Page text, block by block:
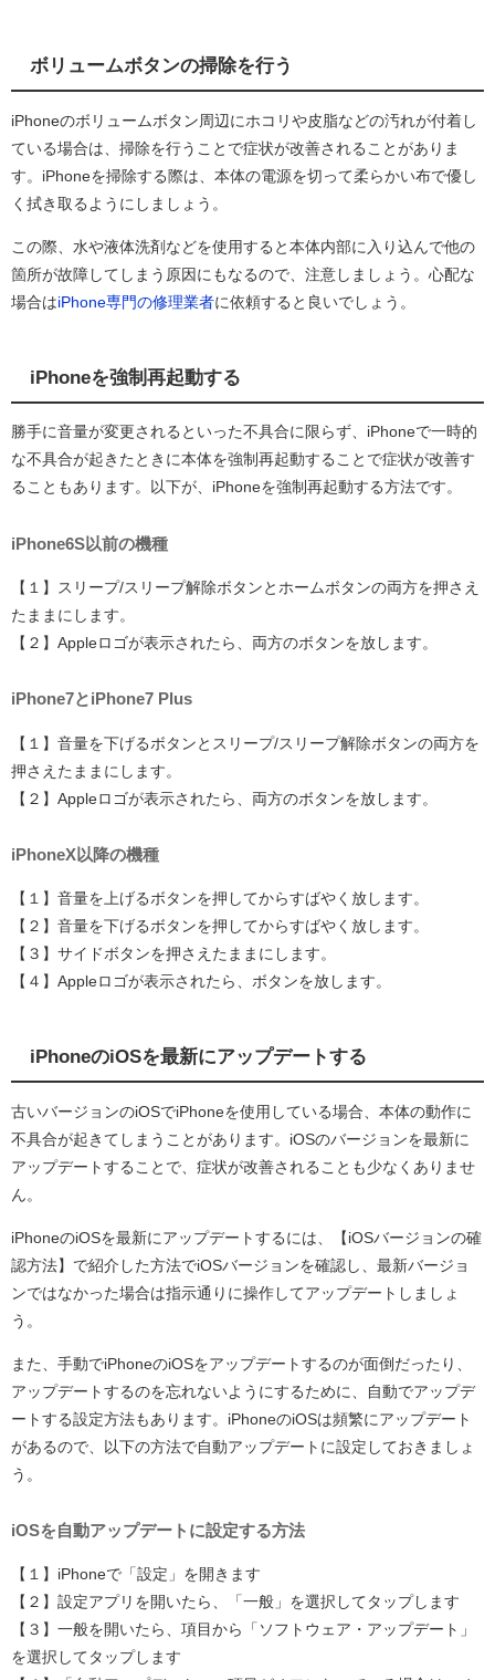
ボリュームボタンの掃除を行う
iPhoneのボリュームボタン周辺にホコリや皮脂などの汚れが付着し
ている場合は、掃除を行うことで症状が改善されることがありま
す。iPhoneを掃除する際は、本体の電源を切って柔らかい布で優し
く拭き取るようにしましょう。
この際、水や液体洗剤などを使用すると本体内部に入り込んで他の
箇所が故障してしまう原因にもなるので、注意しましょう。心配な
場合はiPhone専門の修理業者に依頼すると良いでしょう。
iPhoneを強制再起動する
勝手に音量が変更されるといった不具合に限らず、iPhoneで一時的
な不具合が起きたときに本体を強制再起動することで症状が改善す
ることもあります。以下が、iPhoneを強制再起動する方法です。
iPhone6S以前の機種
【１】スリープ/スリープ解除ボタンとホームボタンの両方を押さえ
たままにします。
【２】Appleロゴが表示されたら、両方のボタンを放します。
iPhone7とiPhone7 Plus
【１】音量を下げるボタンとスリープ/スリープ解除ボタンの両方を
押さえたままにします。
【２】Appleロゴが表示されたら、両方のボタンを放します。
iPhoneX以降の機種
【１】音量を上げるボタンを押してからすばやく放します。
【２】音量を下げるボタンを押してからすばやく放します。
【３】サイドボタンを押さえたままにします。
【４】Appleロゴが表示されたら、ボタンを放します。
iPhoneのiOSを最新にアップデートする
古いバージョンのiOSでiPhoneを使用している場合、本体の動作に
不具合が起きてしまうことがあります。iOSのバージョンを最新に
アップデートすることで、症状が改善されることも少なくありませ
ん。
iPhoneのiOSを最新にアップデートするには、【iOSバージョンの確
認方法】で紹介した方法でiOSバージョンを確認し、最新バージョ
ンではなかった場合は指示通りに操作してアップデートしましょ
う。
また、手動でiPhoneのiOSをアップデートするのが面倒だったり、
アップデートするのを忘れないようにするために、自動でアップデ
ートする設定方法もあります。iPhoneのiOSは頻繁にアップデート
があるので、以下の方法で自動アップデートに設定しておきましょ
う。
iOSを自動アップデートに設定する方法
【１】iPhoneで「設定」を開きます
【２】設定アプリを開いたら、「一般」を選択してタップします
【３】一般を開いたら、項目から「ソフトウェア・アップデート」
を選択してタップします